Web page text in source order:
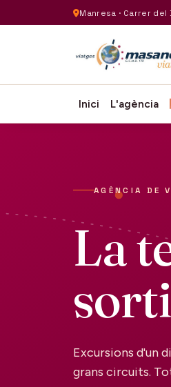
Manresa · Carrer del
Inici L'agència
AGÈNCIA DE
La
Excursions d'un
grans circuits.